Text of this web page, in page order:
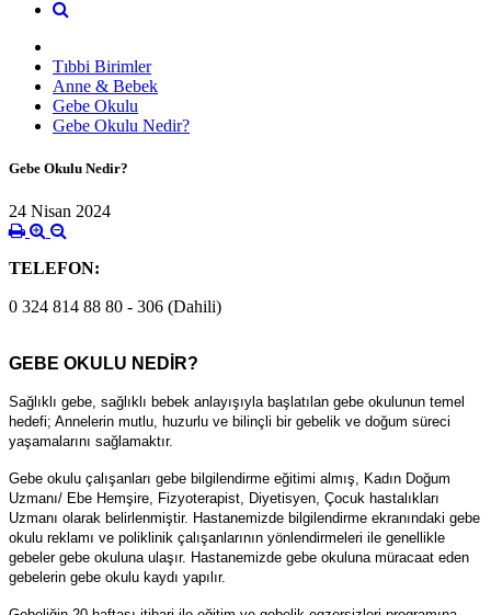
Tıbbi Birimler
Anne & Bebek
Gebe Okulu
Gebe Okulu Nedir?
Gebe Okulu Nedir?
24 Nisan 2024
TELEFON:
0 324 814 88 80 - 306 (Dahili)
GEBE OKULU NEDİR?
Sağlıklı gebe, sağlıklı bebek anlayışıyla başlatılan gebe okulunun temel
hedefi; Annelerin mutlu, huzurlu ve bilinçli bir gebelik ve doğum süreci
yaşamalarını sağlamaktır.
Gebe okulu çalışanları gebe bilgilendirme eğitimi almış, Kadın Doğum
Uzmanı/ Ebe Hemşire, Fizyoterapist, Diyetisyen, Çocuk hastalıkları
Uzmanı olarak belirlenmiştir. Hastanemizde bilgilendirme ekranındaki gebe
okulu reklamı ve poliklinik çalışanlarının yönlendirmeleri ile genellikle
gebeler gebe okuluna ulaşır. Hastanemizde gebe okuluna müracaat eden
gebelerin gebe okulu kaydı yapılır.